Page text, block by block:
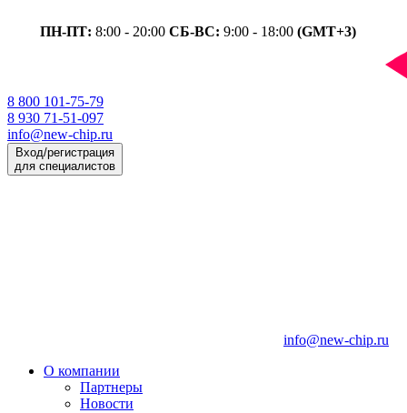
ПН-ПТ: 8:00 - 20:00 СБ-ВС: 9:00 - 18:00 (GMT+3)
8 800 101-75-79
8 930 71-51-097
info@new-chip.ru
Вход/регистрация
для специалистов
info@new-chip.ru
О компании
Партнеры
Новости